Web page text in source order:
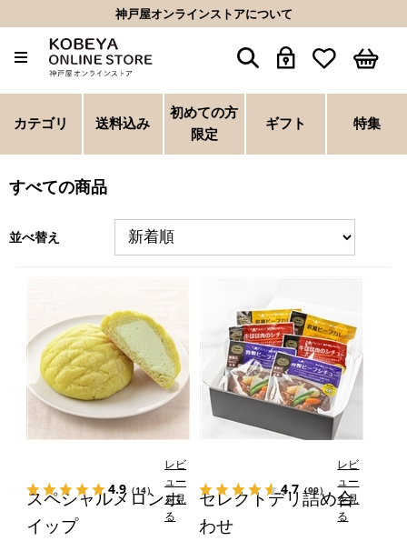
神戸屋オンラインストアについて
カテゴリ 送料込み
初めての方
限定
ギフト 特集
すべての商品
並べ替え
スペシャルメロンホ
イップ
4.9（14）
レビ
ュー
を見
る
セレクトデリ詰め合
わせ
4.7 （99）
レビ
ュー
を見
る